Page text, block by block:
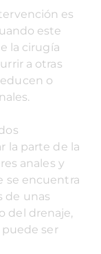
es
este
la cirugía
a otras
o
la parte de la
anales y
se encuentra
de unas
del drenaje,
puede ser